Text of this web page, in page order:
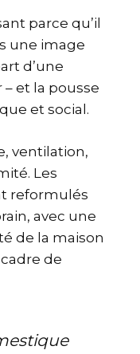
parce qu’il
une image
d’une
et la pousse
et social.
ventilation,
Les
reformulés
avec une
de la maison
de